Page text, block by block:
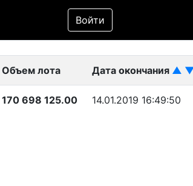
Войти
Фильтр
Объем лота Дата окончания ▲
170 698 125.00 14.01.2019 16:49:50